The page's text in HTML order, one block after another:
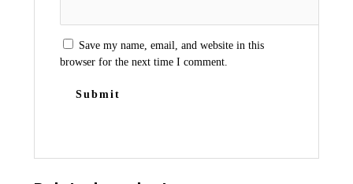
Save my name, email, and website in this
browser for the next time I comment.